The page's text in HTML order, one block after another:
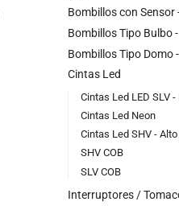
Bombillos con Sensor
Bombillos Tipo Bulbo
Bombillos Tipo Domo
Cintas Led
Cintas Led LED SLV
Cintas Led Neon
Cintas Led SHV -
SHV COB
SLV COB
Interruptores /